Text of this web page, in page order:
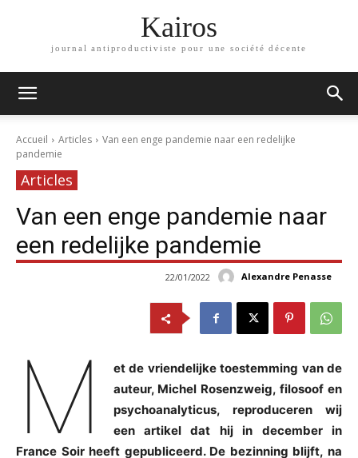
Kairos
journal antiproductiviste pour une société décente
Accueil Articles
Van een enge pandemie naar een redelijke
pandemie
Articles
Van een enge pandemie naar
een redelijke pandemie
Alexandre Penasse
22/01/2022
M
et de vriendelijke toestemming van de
auteur, Michel Rosenzweig, filosoof en
psychoanalyticus, reproduceren wij
een artikel dat hij in december in
France Soir heeft gepubliceerd. De bezinning blijft, na